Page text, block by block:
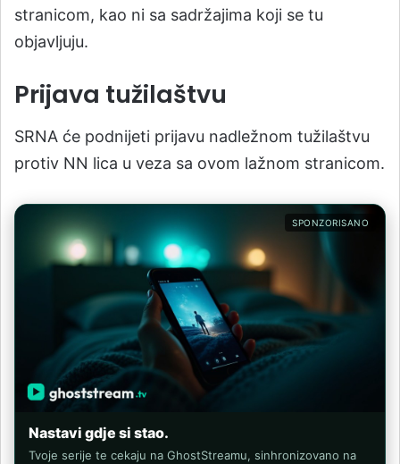
stranicom, kao ni sa sadržajima koji se tu
objavljuju.
Prijava tužilaštvu
SRNA će podnijeti prijavu nadležnom tužilaštvu
protiv NN lica u veza sa ovom lažnom stranicom.
SPONZORISANO
Nastavi gdje si stao.
Tvoje serije te cekaju na GhostStreamu, sinhronizovano na